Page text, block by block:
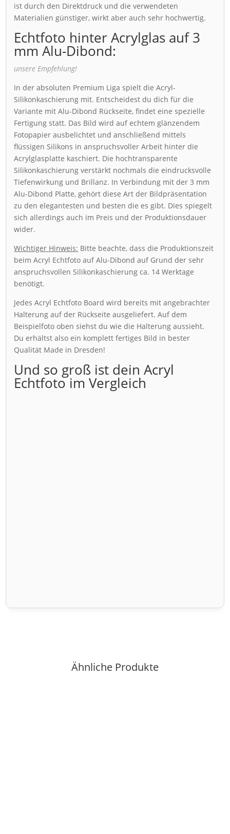
ist durch den Direktdruck und die verwendeten
Materialien günstiger, wirkt aber auch sehr hochwertig.
Echtfoto hinter Acrylglas auf 3
mm Alu-Dibond:
unsere Empfehlung!
In der absoluten Premium Liga spielt die Acryl-
Silikonkaschierung mit. Entscheidest du dich für die
Variante mit Alu-Dibond Rückseite, findet eine spezielle
Fertigung statt. Das Bild wird auf echtem glänzendem
Fotopapier ausbelichtet und anschließend mittels
flüssigen Silikons in anspruchsvoller Arbeit hinter die
Acrylglasplatte kaschiert. Die hochtransparente
Silikonkaschierung verstärkt nochmals die eindrucksvolle
Tiefenwirkung und Brillanz. In Verbindung mit der 3 mm
Alu-Dibond Platte, gehört diese Art der Bildpräsentation
zu den elegantesten und besten die es gibt. Dies spiegelt
sich allerdings auch im Preis und der Produktionsdauer
wider.
Wichtiger Hinweis: Bitte beachte, dass die Produktionszeit
beim Acryl Echtfoto auf Alu-Dibond auf Grund der sehr
anspruchsvollen Silikonkaschierung ca. 14 Werktage
benötigt.
Jedes Acryl Echtfoto Board wird bereits mit angebrachter
Halterung auf der Rückseite ausgeliefert. Auf dem
Beispielfoto oben siehst du wie die Halterung aussieht.
Du erhältst also ein komplett fertiges Bild in bester
Qualität Made in Dresden!
Und so groß ist dein Acryl
Echtfoto im Vergleich
Ähnliche Produkte